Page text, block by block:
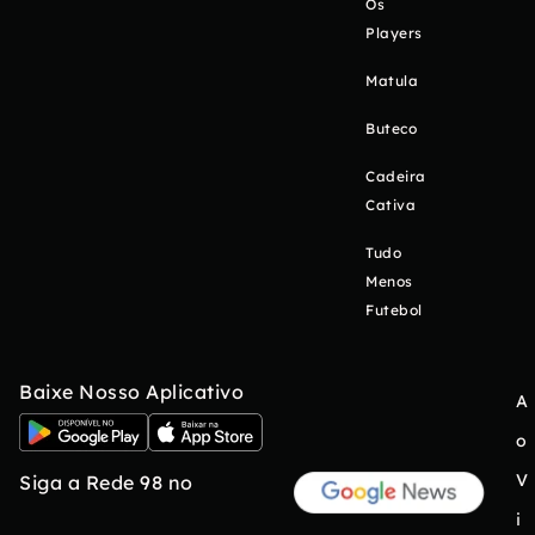
Os
Players
Matula
Buteco
Cadeira
Cativa
Tudo
Menos
Futebol
Baixe Nosso Aplicativo
Siga a Rede 98 no
A
o
V
i